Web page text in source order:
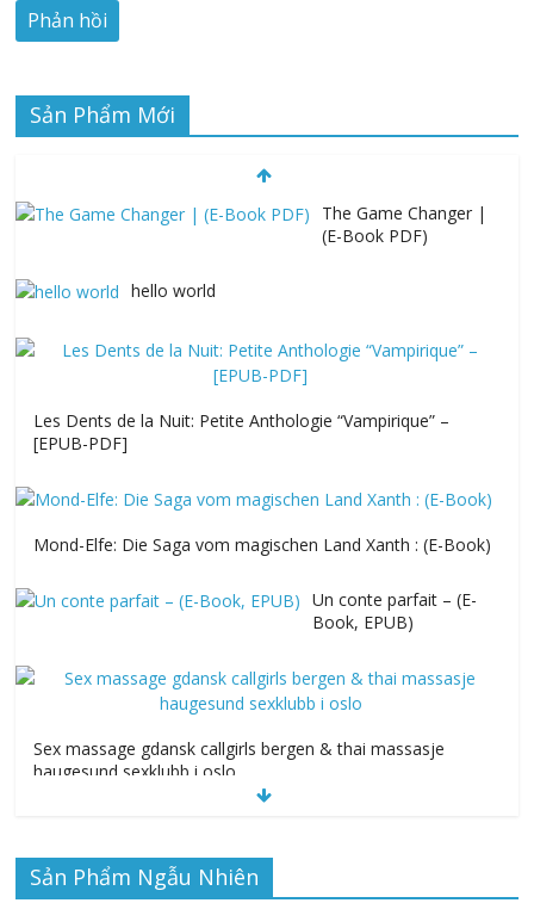
Sản Phẩm Mới
The Game Changer |
(E-Book PDF)
hello world
Les Dents de la Nuit: Petite Anthologie “Vampirique” –
[EPUB-PDF]
Mond-Elfe: Die Saga vom magischen Land Xanth : (E-Book)
Un conte parfait – (E-
Book, EPUB)
Sex massage gdansk callgirls bergen & thai massasje
haugesund sexklubb i oslo
Alphonse Mucha: The Spirit of Art Nouveau | Read Online
Sản Phẩm Ngẫu Nhiên